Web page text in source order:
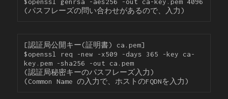
(パスフレーズの問い合わせがあるので、入力)
[認証局公開キー(証明書) ca.pem]
$openssl req -new -x509 -days 365 -key ca-
key.pem -sha256 -out ca.pem
(認証局秘密キーのパスフレーズ入力)
(Common Name の入力で、ホストのFQDNを入力)